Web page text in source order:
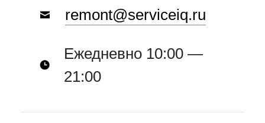
remont@serviceiq.ru
Ежедневно 10:00 —
21:00